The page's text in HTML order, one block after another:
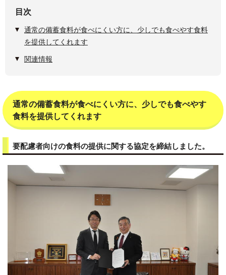
目次
通常の備蓄食料が食べにくい方に、少しでも食べやす食料
を提供してくれます
関連情報
通常の備蓄食料が食べにくい方に、少しでも食べやす
食料を提供してくれます
要配慮者向けの食料の提供に関する協定を締結しました。